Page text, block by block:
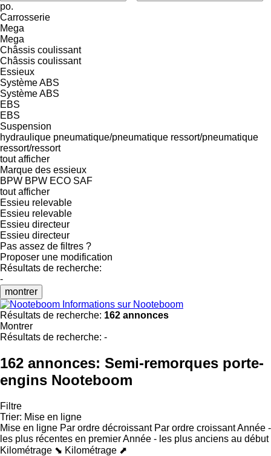
po.
Carrosserie
Mega
Mega
Châssis coulissant
Châssis coulissant
Essieux
Système ABS
Système ABS
EBS
EBS
Suspension
hydraulique pneumatique/pneumatique ressort/pneumatique
ressort/ressort
tout afficher
Marque des essieux
BPW BPW ECO SAF
tout afficher
Essieu relevable
Essieu relevable
Essieu directeur
Essieu directeur
Pas assez de filtres ?
Proposer une modification
Résultats de recherche:
-
montrer
Informations sur Nooteboom
Résultats de recherche: 162 annonces
Montrer
Résultats de recherche: -
162 annonces: Semi-remorques porte-
engins Nooteboom
Filtre
Trier: Mise en ligne
Mise en ligne Par ordre décroissant Par ordre croissantAnnée -
les plus récentes en premierAnnée - les plus anciens au début
Kilométrage ⬊ Kilométrage ⬈